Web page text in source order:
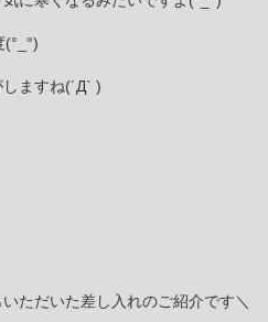
ますね(´Д` )
ただいた差し入れのご紹介です＼